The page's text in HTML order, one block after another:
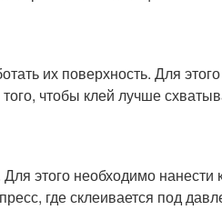
их поверхность. Для
чтобы клей лучше
этого необходимо нанести
где склеивается под